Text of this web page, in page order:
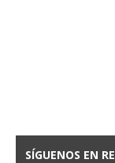
SÍGUENOS EN